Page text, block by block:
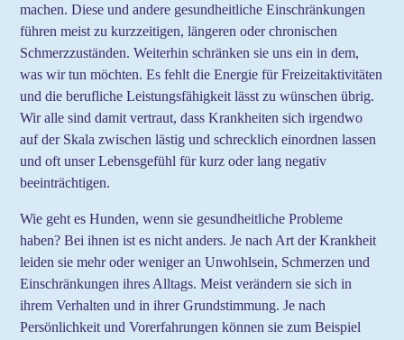
machen. Diese und andere gesundheitliche Einschränkungen
führen meist zu kurzzeitigen, längeren oder chronischen
Schmerzzuständen. Weiterhin schränken sie uns ein in dem,
was wir tun möchten. Es fehlt die Energie für Freizeitaktivitäten
und die berufliche Leistungsfähigkeit lässt zu wünschen übrig.
Wir alle sind damit vertraut, dass Krankheiten sich irgendwo
auf der Skala zwischen lästig und schrecklich einordnen lassen
und oft unser Lebensgefühl für kurz oder lang negativ
beeinträchtigen.
Wie geht es Hunden, wenn sie gesundheitliche Probleme
haben? Bei ihnen ist es nicht anders. Je nach Art der Krankheit
leiden sie mehr oder weniger an Unwohlsein, Schmerzen und
Einschränkungen ihres Alltags. Meist verändern sie sich in
ihrem Verhalten und in ihrer Grundstimmung. Je nach
Persönlichkeit und Vorerfahrungen können sie zum Beispiel